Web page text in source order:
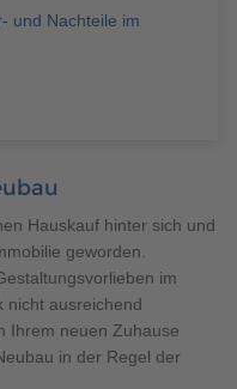
und Nachteile im
Hauskauf hinter sich und
geworden.
im
nicht ausreichend
Ihrem neuen Zuhause
in der Regel der